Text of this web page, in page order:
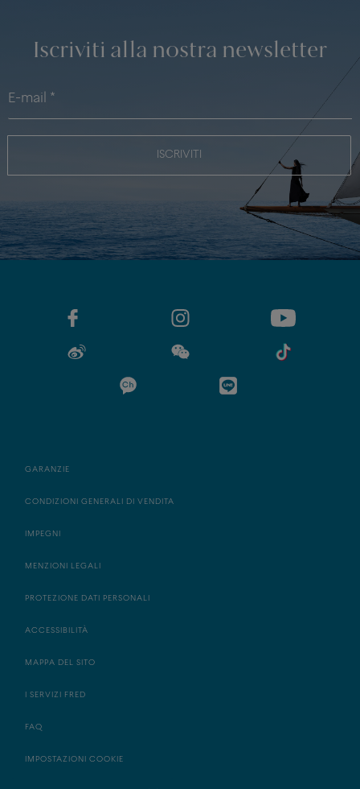
Iscriviti alla nostra newsletter
ISCRIVITI
GARANZIE
CONDIZIONI GENERALI DI VENDITA
IMPEGNI
MENZIONI LEGALI
PROTEZIONE DATI PERSONALI
ACCESSIBILITÀ
MAPPA DEL SITO
I SERVIZI FRED
FAQ
IMPOSTAZIONI COOKIE